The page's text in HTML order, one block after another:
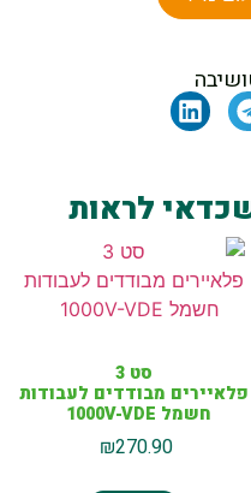
לראות
סט 3
פלאיירים מבודדים לעבודות
חשמל 1000V-VDE
₪270.90